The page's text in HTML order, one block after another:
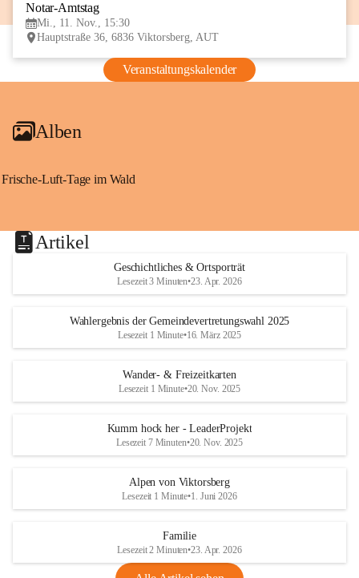
Notar-Amtstag
Mi., 11. Nov., 15:30
Hauptstraße 36, 6836 Viktorsberg, AUT
Veranstaltungskalender
Alben
Frische-Luft-Tage im Wald
Artikel
Geschichtliches & Ortsporträt
Lesezeit 3 Minuten•23. Apr. 2026
Wahlergebnis der Gemeindevertretungswahl 2025
Lesezeit 1 Minute•16. März 2025
Wander- & Freizeitkarten
Lesezeit 1 Minute•20. Nov. 2025
Kumm hock her - LeaderProjekt
Lesezeit 7 Minuten•20. Nov. 2025
Alpen von Viktorsberg
Lesezeit 1 Minute•1. Juni 2026
Familie
Lesezeit 2 Minuten•23. Apr. 2026